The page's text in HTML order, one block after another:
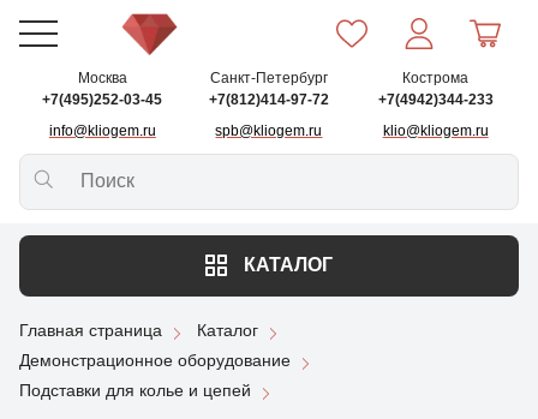
Москва
+7(495)252-03-45
info@kliogem.ru
Санкт-Петербург
+7(812)414-97-72
spb@kliogem.ru
Кострома
+7(4942)344-233
klio@kliogem.ru
КАТАЛОГ
Главная страница
Каталог
Демонстрационное оборудование
Подставки для колье и цепей